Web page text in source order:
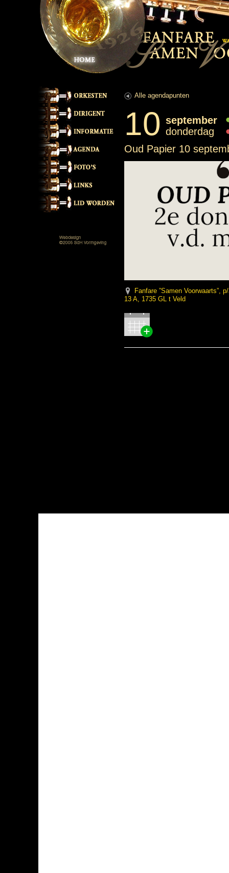
Alle agendapunten
10 september
donderdag
Oud Papier 10
Fanfare ”Samen Voorwaarts”,
13 A, 1735 GL t Veld